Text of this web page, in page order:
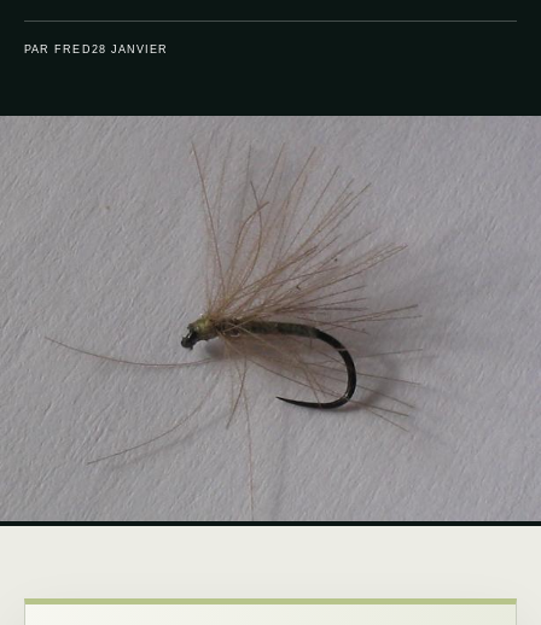
PAR FRED 28 JANVIER